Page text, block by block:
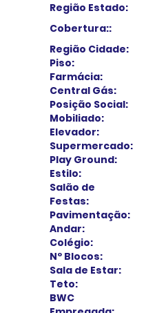
Região Estado:
Cobertura::
Região Cidade:
Piso:
Farmácia:
Central Gás:
Posição Social:
Mobiliado:
Elevador:
Supermercado:
Play Ground:
Estilo:
Salão de
Festas:
Pavimentação:
Andar:
Colégio:
Nº Blocos:
Sala de Estar:
Teto:
BWC